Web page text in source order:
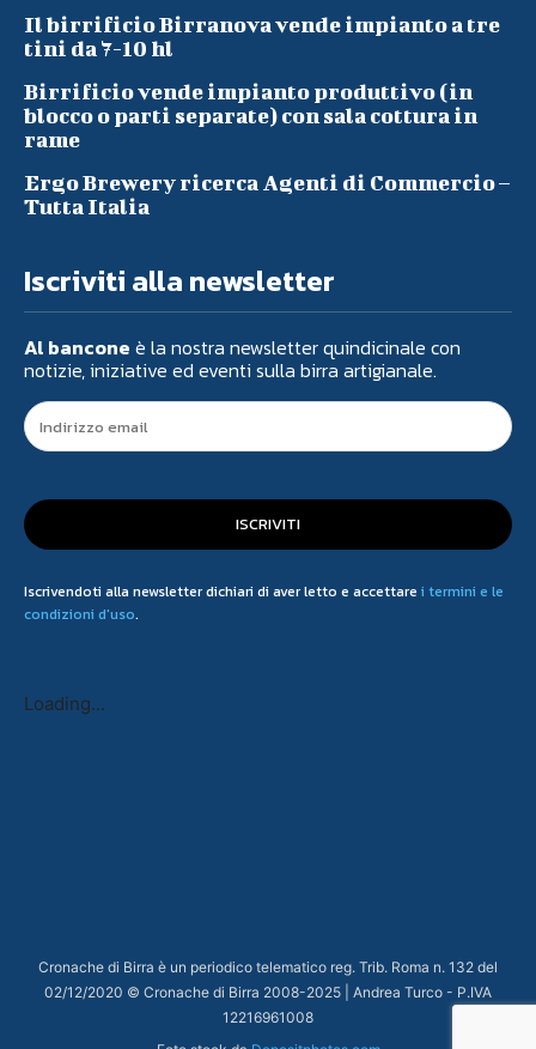
Il birrificio Birranova vende impianto a tre
tini da 7-10 hl
Birrificio vende impianto produttivo (in
blocco o parti separate) con sala cottura in
rame
Ergo Brewery ricerca Agenti di Commercio –
Tutta Italia
Iscriviti alla newsletter
Al bancone è la nostra newsletter quindicinale con
notizie, iniziative ed eventi sulla birra artigianale.
ISCRIVITI
Iscrivendoti alla newsletter dichiari di aver letto e accettare i termini e le
condizioni d'uso.
Loading...
Cronache di Birra è un periodico telematico reg. Trib. Roma n. 132 del
02/12/2020 © Cronache di Birra 2008-2025 | Andrea Turco - P.IVA
12216961008